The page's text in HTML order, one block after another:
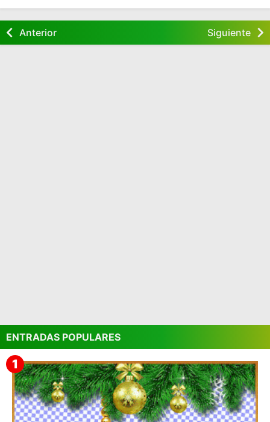
Anterior Siguiente
ENTRADAS POPULARES